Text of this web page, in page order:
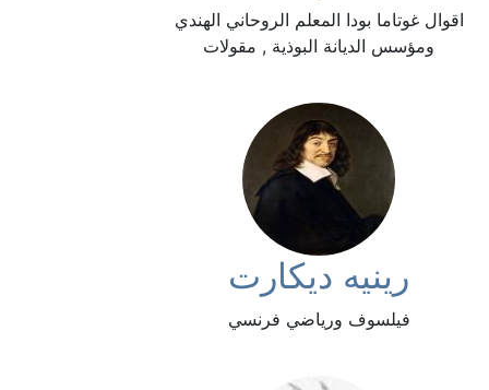
اقوال غوتاما بودا المعلم الروحاني الهندي
ومؤسس الديانة البوذية , مقولات
رينيه ديكارت
فيلسوف ورياضي فرنسي